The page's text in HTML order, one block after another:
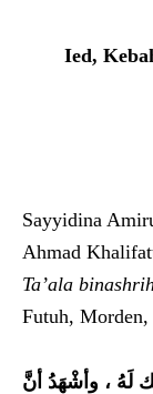
Ied,
Sayyidina
Ahmad
Ta’ala
Futuh,
لَهُ ، وأشْهَدُ أنَّ